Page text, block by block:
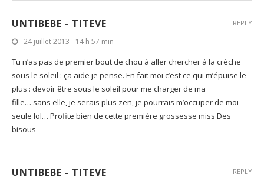
UNTIBEBE - TITEVE
24 juillet 2013 - 14 h 57 min
Tu n’as pas de premier bout de chou à aller chercher à la crèche
sous le soleil : ça aide je pense. En fait moi c’est ce qui m’épuise le
plus : devoir être sous le soleil pour me charger de ma
fille… sans elle, je serais plus zen, je pourrais m’occuper de moi
seule lol… Profite bien de cette première grossesse miss Des
bisous
REPLY
UNTIBEBE - TITEVE REPLY